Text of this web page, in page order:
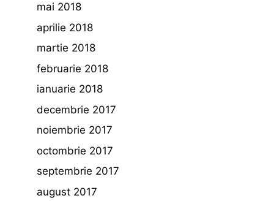
mai 2018
aprilie 2018
martie 2018
februarie 2018
ianuarie 2018
decembrie 2017
noiembrie 2017
octombrie 2017
septembrie 2017
august 2017